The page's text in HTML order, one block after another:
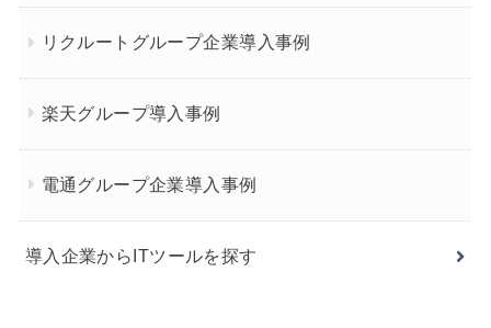
リクルートグループ企業導入事例
楽天グループ導入事例
電通グループ企業導入事例
導入企業からITツールを探す